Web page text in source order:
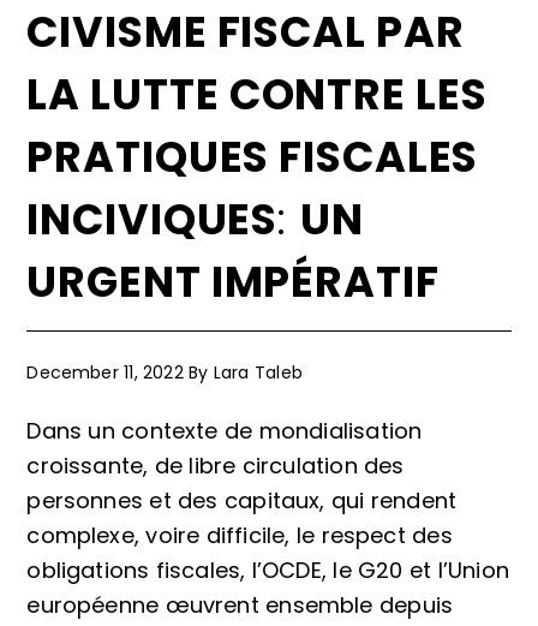
CIVISME FISCAL PAR
LA LUTTE CONTRE LES
PRATIQUES FISCALES
INCIVIQUES: UN
URGENT IMPÉRATIF
December 11, 2022 By Lara Taleb
Dans un contexte de mondialisation
croissante, de libre circulation des
personnes et des capitaux, qui rendent
complexe, voire difficile, le respect des
obligations fiscales, l’OCDE, le G20 et l’Union
européenne œuvrent ensemble depuis